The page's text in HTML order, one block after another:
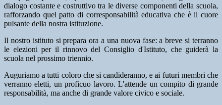
dialogo costante e costruttivo tra le diverse componenti della scuola,
rafforzando quel patto di corresponsabilità educativa che è il cuore
pulsante della nostra istituzione.
Il nostro istituto si prepara ora a una nuova fase: a breve si terranno
le elezioni per il rinnovo del Consiglio d'Istituto, che guiderà la
scuola nel prossimo triennio.
Auguriamo a tutti coloro che si candideranno, e ai futuri membri che
verranno eletti, un proficuo lavoro. L'attende un compito di grande
responsabilità, ma anche di grande valore civico e sociale.